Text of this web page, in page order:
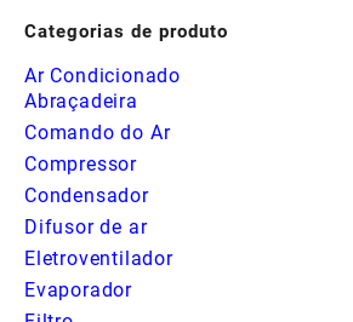
Categorias de produto
Ar Condicionado
Abraçadeira
Comando do Ar
Compressor
Condensador
Difusor de ar
Eletroventilador
Evaporador